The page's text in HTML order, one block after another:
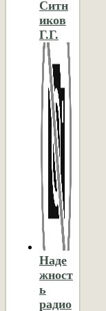
Ситн
иков
Г.Г.
Наде
жност
ь
радио